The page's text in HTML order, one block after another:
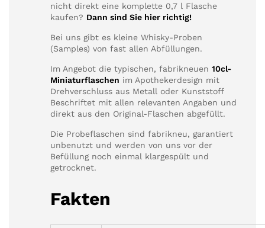
nicht direkt eine komplette 0,7 l Flasche
kaufen? Dann sind Sie hier richtig!
Bei uns gibt es kleine Whisky-Proben
(Samples) von fast allen Abfüllungen.
Im Angebot die typischen, fabrikneuen 10cl-
Miniaturflaschen im Apothekerdesign mit
Drehverschluss aus Metall oder Kunststoff
Beschriftet mit allen relevanten Angaben und
direkt aus den Original-Flaschen abgefüllt.
Die Probeflaschen sind fabrikneu, garantiert
unbenutzt und werden von uns vor der
Befüllung noch einmal klargespült und
getrocknet.
Fakten